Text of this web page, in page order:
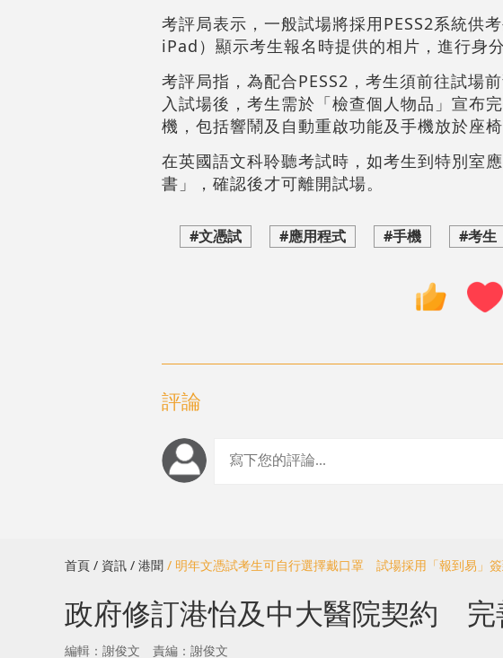
考評局表示，一般試場將採用PESS2系統供
iPad）顯示考生報名時提供的相片，進行身分
考評局指，為配合PESS2，考生須前往試場
入試場後，考生需於「檢查個人物品」宣布
機，包括響鬧及自動重啟功能及手機放於座
在英國語文科聆聽考試時，如考生到特別室
書」，確認後才可離開試場。
#文憑試 #應用程式 #手機 #考生
評論
首頁 / 資訊 / 港聞 / 明年文憑試考生可自行選擇戴口罩 試場採用「報到易」
政府修訂港怡及中大醫院契約 完
編輯：謝俊文 責編：謝俊文